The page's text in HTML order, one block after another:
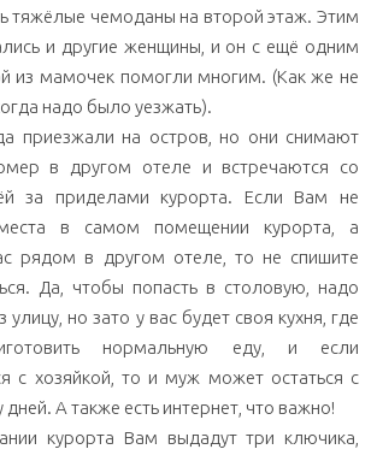
тяжёлые чемоданы на второй этаж. Этим
и другие женщины, и он с ещё одним
из мамочек помогли многим. (Как же не
надо было уезжать).
приезжали на остров, но они снимают
в другом отеле и встречаются со
за приделами курорта. Если Вам не
в самом помещении курорта, а
рядом в другом отеле, то не спишите
Да, чтобы попасть в столовую, надо
улицу, но зато у вас будет своя кухня, где
нормальную еду, и если
с хозяйкой, то и муж может остаться с
дней. А также есть интернет, что важно!
курорта Вам выдадут три ключика,